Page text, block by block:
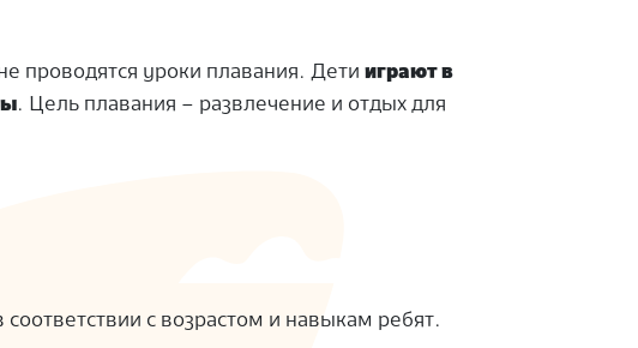
проводятся уроки плавания. Дети играют в
. Цель плавания – развлечение и отдых для
соответствии с возрастом и навыкам ребят.